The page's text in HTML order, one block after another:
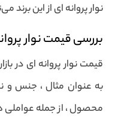
نوار پروانه ای از این
بررسی قیمت نوار
قیمت نوار پروانه ای در
به عنوان مثال ، جنس و
محصول ، از جمله